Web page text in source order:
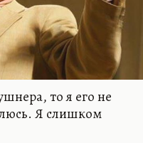
то я его не
Я слишком